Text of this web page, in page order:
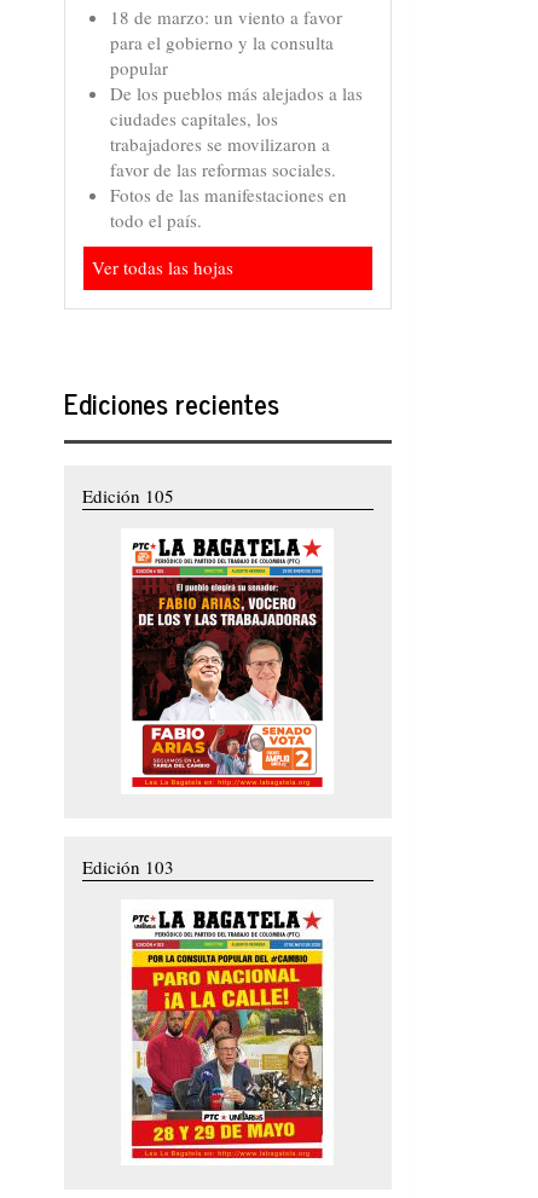
18 de marzo: un viento a favor
para el gobierno y la consulta
popular
De los pueblos más alejados a las
ciudades capitales, los
trabajadores se movilizaron a
favor de las reformas sociales.
Fotos de las manifestaciones en
todo el país.
Ver todas las hojas
Ediciones recientes
Edición 105
Edición 103